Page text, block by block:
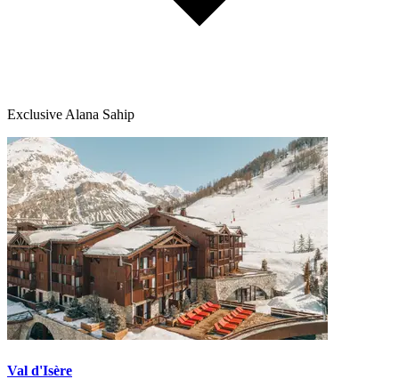
Exclusive Alana Sahip
Val d'Isère